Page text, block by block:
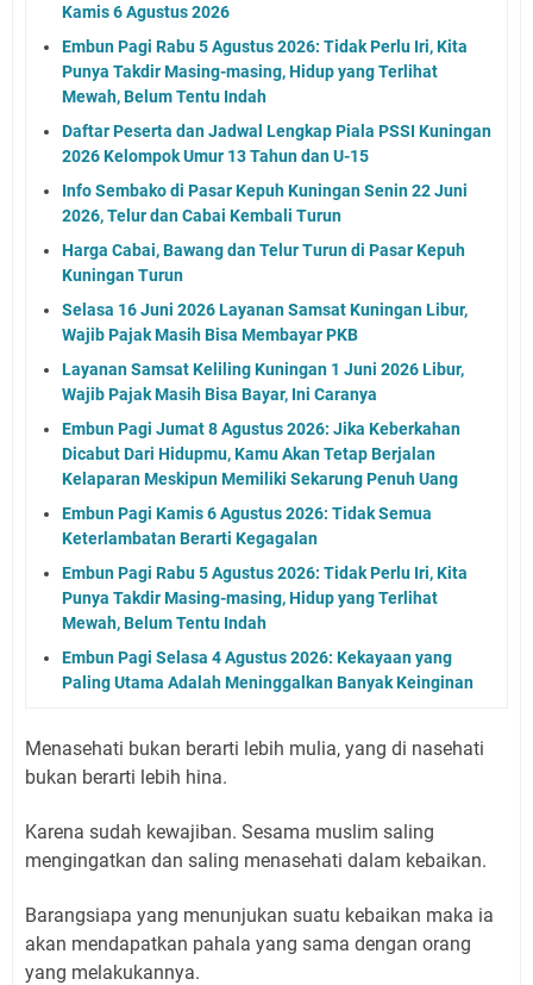
Kamis 6 Agustus 2026
Embun Pagi Rabu 5 Agustus 2026: Tidak Perlu Iri, Kita
Punya Takdir Masing-masing, Hidup yang Terlihat
Mewah, Belum Tentu Indah
Daftar Peserta dan Jadwal Lengkap Piala PSSI Kuningan
2026 Kelompok Umur 13 Tahun dan U-15
Info Sembako di Pasar Kepuh Kuningan Senin 22 Juni
2026, Telur dan Cabai Kembali Turun
Harga Cabai, Bawang dan Telur Turun di Pasar Kepuh
Kuningan Turun
Selasa 16 Juni 2026 Layanan Samsat Kuningan Libur,
Wajib Pajak Masih Bisa Membayar PKB
Layanan Samsat Keliling Kuningan 1 Juni 2026 Libur,
Wajib Pajak Masih Bisa Bayar, Ini Caranya
Embun Pagi Jumat 8 Agustus 2026: Jika Keberkahan
Dicabut Dari Hidupmu, Kamu Akan Tetap Berjalan
Kelaparan Meskipun Memiliki Sekarung Penuh Uang
Embun Pagi Kamis 6 Agustus 2026: Tidak Semua
Keterlambatan Berarti Kegagalan
Embun Pagi Rabu 5 Agustus 2026: Tidak Perlu Iri, Kita
Punya Takdir Masing-masing, Hidup yang Terlihat
Mewah, Belum Tentu Indah
Embun Pagi Selasa 4 Agustus 2026: Kekayaan yang
Paling Utama Adalah Meninggalkan Banyak Keinginan
Menasehati bukan berarti lebih mulia, yang di nasehati
bukan berarti lebih hina.
Karena sudah kewajiban. Sesama muslim saling
mengingatkan dan saling menasehati dalam kebaikan.
Barangsiapa yang menunjukan suatu kebaikan maka ia
akan mendapatkan pahala yang sama dengan orang
yang melakukannya.